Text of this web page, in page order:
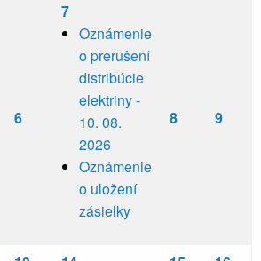
6
7
Oznámenie
o prerušení
distribúcie
elektriny -
10. 08.
2026
Oznámenie
o uložení
zásielky
8 9